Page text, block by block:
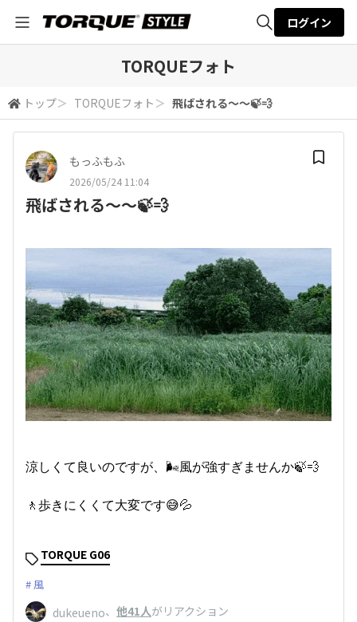
検索
ログイン
TORQUEフォト
トップ＞ TORQUEフォト ＞ 飛ばされる〜〜🍃💨
もっふもふ
2026/05/24 11:04
飛ばされる〜〜🍃💨
涼しくて良いのですが、🌬️風が強すぎませんか🍃💨
🚶歩きにくくて大変です😅💦
TORQUE G06
風
dukeueno、 他41人がリアクション